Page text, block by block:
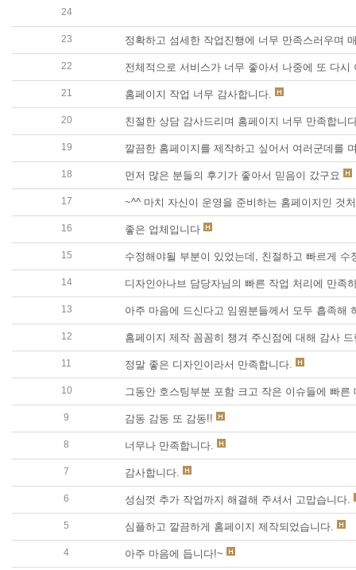
24
23 정확하고 섬세한 작업진행에 너무 만족스러우며
22 전체적으로 서비스가 너무 좋아서 나중에 또 다
21 홈페이지 작업 너무 감사합니다.
20 친절한 상담 감사드리며 홈페이지 너무 만족합니
19 깔끔한 홈페이지를 제작하고 싶어서 여러군데를
18 먼저 많은 분들의 후기가 좋아서 믿음이 갔구요
17 ~^^ 마치 자신이 운영을 준비하는 홈페이지인 것
16 좋은 업체입니다
15 수정해야될 부분이 있었는데, 친절하고 빠르게
14 디자인아나브 담당자님의 빠른 작업 처리에 만
13 아주 마음에 드신다고 임원분들께서 모두 흡족해
12 홈페이지 제작 꼼꼼히 챙겨 주신점에 대해 감사
11 정말 좋은 디자인이라서 만족합니다.
10 그동안 호스팅부분 포함 크고 작은 이슈들에 빠
9 감동 감동 또 감동!!
8 너무나 만족합니다.
7 감사합니다.
6 성심껏 추가 작업까지 해결해 주셔서 고맙습니다.
5 심플하고 깔끔하게 홈페이지 제작되었습니다.
4 아주 마음에 듭니다!~